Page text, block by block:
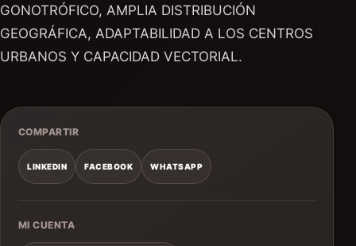
GONOTRÓFICO, AMPLIA DISTRIBUCIÓN
GEOGRÁFICA, ADAPTABILIDAD A LOS CENTROS
URBANOS Y CAPACIDAD VECTORIAL.
COMPARTIR
LINKEDIN FACEBOOK WHATSAPP
MI CUENTA